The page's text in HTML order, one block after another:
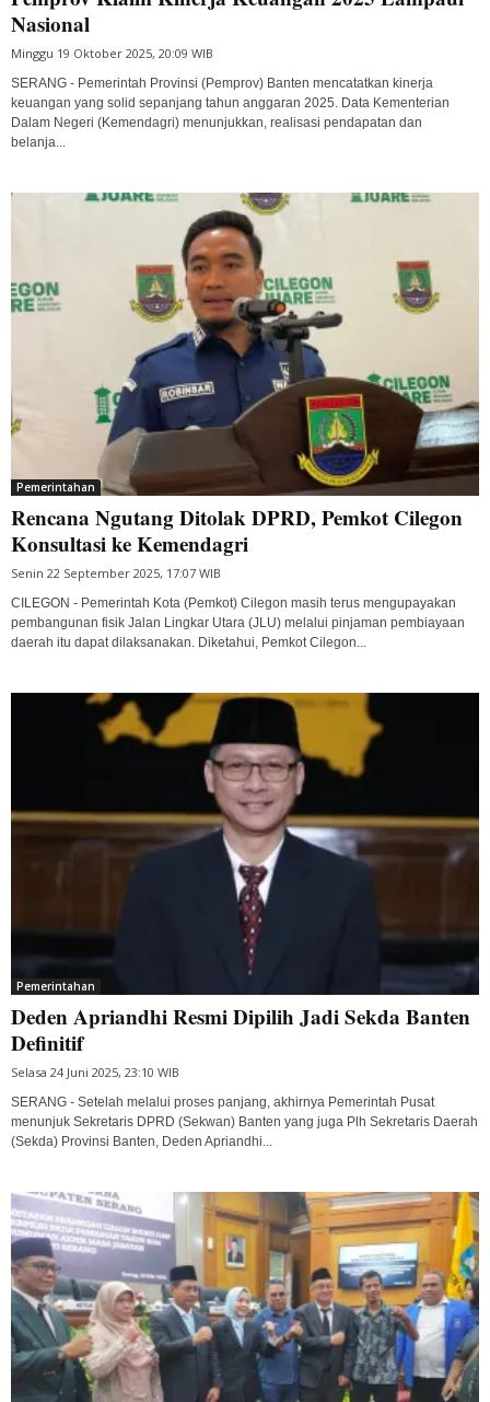
Nasional
Minggu 19 Oktober 2025, 20:09 WIB
SERANG - Pemerintah Provinsi (Pemprov) Banten mencatatkan kinerja
keuangan yang solid sepanjang tahun anggaran 2025. Data Kementerian
Dalam Negeri (Kemendagri) menunjukkan, realisasi pendapatan dan
belanja...
Pemerintahan
Rencana Ngutang Ditolak DPRD, Pemkot Cilegon
Konsultasi ke Kemendagri
Senin 22 September 2025, 17:07 WIB
CILEGON - Pemerintah Kota (Pemkot) Cilegon masih terus mengupayakan
pembangunan fisik Jalan Lingkar Utara (JLU) melalui pinjaman pembiayaan
daerah itu dapat dilaksanakan. Diketahui, Pemkot Cilegon...
Pemerintahan
Deden Apriandhi Resmi Dipilih Jadi Sekda Banten
Definitif
Selasa 24 Juni 2025, 23:10 WIB
SERANG - Setelah melalui proses panjang, akhirnya Pemerintah Pusat
menunjuk Sekretaris DPRD (Sekwan) Banten yang juga Plh Sekretaris Daerah
(Sekda) Provinsi Banten, Deden Apriandhi...